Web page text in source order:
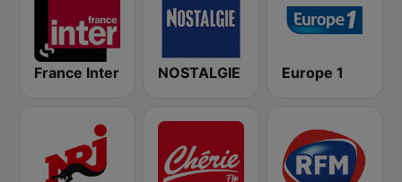
France Inter NOSTALGIE Europe 1